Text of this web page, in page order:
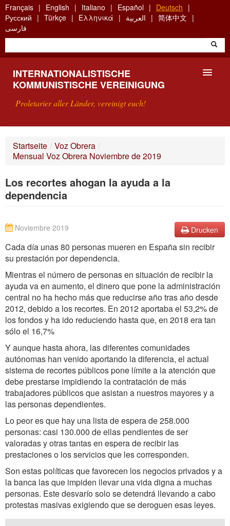
Skip
to
main
content
Français English Italiano Español
Deutsch
Русский
Türkçe Ελληνικά العربية
简体中文
فارسی
INTERNATIONALISTISCHE
KOMMUNISTISCHE VEREINIGUNG
Proletarier aller Länder, vereinigt euch!
WAS IST DIE IKV?
SUCHE
KONTAKT
Startseite / Voz Obrera /
Mensual Voz Obrera Noviembre de 2019
Los recortes ahogan la ayuda a la
dependencia
Drucken
Noviembre 2019
Cada día unas 80 personas mueren en España sin recibir
su prestación por dependencia.
Mientras el número de personas en situación de recibir la
ayuda va en aumento, el dinero que pone la administración
central no ha hecho más que reducirse año tras año desde
2012, debido a los recortes. En 2012 aportaba el 53,2% de
los fondos y ha ido reduciendo hasta que, en 2018 era tan
sólo el 16,7%
Y aunque hasta ahora, las diferentes comunidades
autónomas han venido aportando la diferencia, el actual
sistema de recortes públicos pone límite a la atención que
debe prestarse impidiendo la contratación de más
trabajadores públicos que asistan a nuestros mayores y a
las personas dependientes.
Lo peor es que hay una lista de espera de 258.000
personas: casi 130.000 de ellas pendientes de ser
valoradas y otras tantas en espera de recibir las
prestaciones o los servicios que les corresponden.
Son estas políticas que favorecen los negocios privados y a
la banca las que impiden llevar una vida digna a muchas
personas. Este desvarío solo se detendrá llevando a cabo
protestas masivas exigiendo que se deroguen esas leyes.